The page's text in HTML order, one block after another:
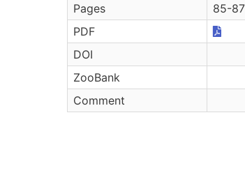
Pages
85-87
PDF
DOI
ZooBank
Comment